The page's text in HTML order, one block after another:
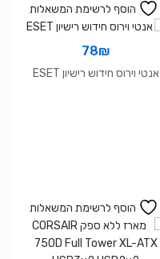
הוסף לרשימת המשאלות
78₪
אנטי וירוס חידוש רישיון ESET
הוסף לרשימת המשאלות